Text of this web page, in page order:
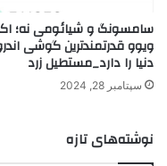
سامسونگ و شیائومی نه؛
ویوو قدرتمندترین گوشی
دنیا را دارد_مستطیل زرد
سپتامبر 28, 2024
نوشته‌های تازه